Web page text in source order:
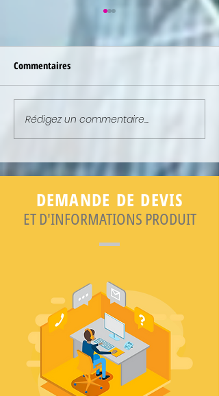
NEWSLETTER : ELLE EST EN
LIGNE !
Commentaires
Rédigez un commentaire...
DEMANDE DE DEVIS
ET D'INFORMATIONS PRODUIT